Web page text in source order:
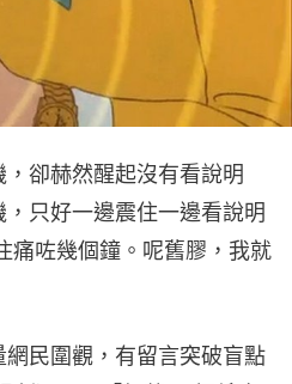
卻赫然醒起沒有看說明
只好一邊震住一邊看說明
痛咗幾個鐘。呢舊膠，我就
民圍觀，有留言突破盲點